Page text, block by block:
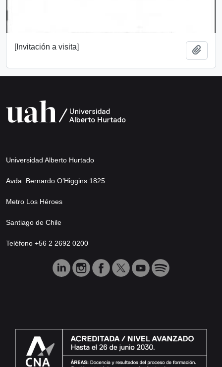
[Invitación a visita]
Universidad Alberto Hurtado
Avda. Bernardo O’Higgins 1825
Metro Los Héroes
Santiago de Chile
Teléfono +56 2 2692 0200